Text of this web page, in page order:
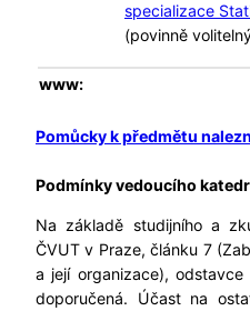
specializace
(povinně
www:
Pomůcky k předmětu
Podmínky vedoucího
Na základě studijního a
ČVUT v Praze, článku 7
a její organizace),
doporučená. Účast na